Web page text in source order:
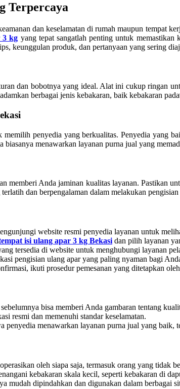
Terpercaya
dan keselamatan di rumah maupun tempat
3 kg yang tepat sangatlah penting untuk memastikan
keunggulan produk, dan pertanyaan yang sering
dan bobotnya yang ideal. Alat ini cukup ringan
berbagai jenis kebakaran, baik kebakaran
penyedia yang berkualitas. Penyedia yang
menawarkan layanan purna jual yang
memberi Anda jaminan kualitas layanan. Pastikan
dan berpengalaman dalam melakukan pengisian
website resmi penyedia layanan untuk
isi ulang apar 3 kg Bekasi dan pilih layanan
tersedia di website untuk menghubungi layanan
pengisian ulang apar yang paling nyaman bagi
ikuti prosedur pemesanan yang ditetapkan
bisa memberi Anda gambaran tentang
resmi dan memenuhi standar keselamatan.
penyedia menawarkan layanan purna jual yang baik,
oleh siapa saja, termasuk orang yang tidak
kebakaran skala kecil, seperti kebakaran di
mudah dipindahkan dan digunakan dalam berbagai